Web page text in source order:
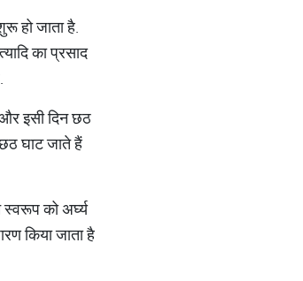
हो जाता है.
का प्रसाद
और इसी दिन छठ
घाट जाते हैं
स्वरूप को अर्घ्य
किया जाता है